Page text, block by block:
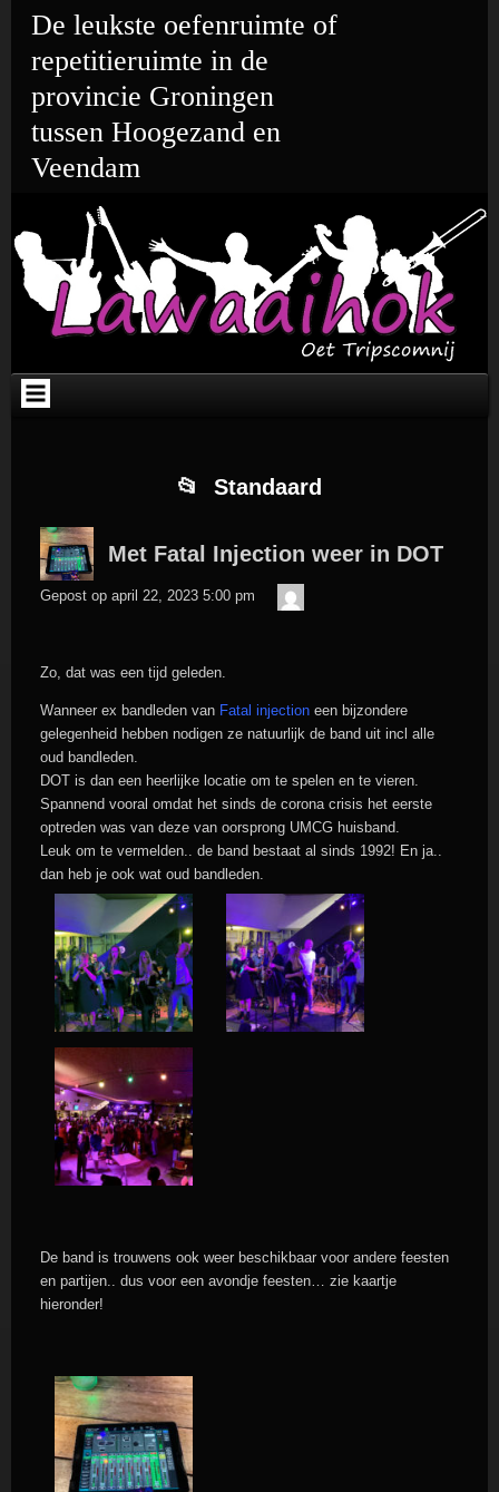
naar
inhoud
to
3
to
2
to
3
to
2
to
2
De leukste oefenruimte of
repetitieruimte in de
provincie Groningen
tussen Hoogezand en
Veendam
Standaard
Met Fatal Injection weer in DOT
Gepost op april 22, 2023 5:00 pm
Zo, dat was een tijd geleden.
Wanneer ex bandleden van Fatal injection een bijzondere
gelegenheid hebben nodigen ze natuurlijk de band uit incl alle
oud bandleden.
DOT is dan een heerlijke locatie om te spelen en te vieren.
Spannend vooral omdat het sinds de corona crisis het eerste
optreden was van deze van oorsprong UMCG huisband.
Leuk om te vermelden.. de band bestaat al sinds 1992! En ja..
dan heb je ook wat oud bandleden.
De band is trouwens ook weer beschikbaar voor andere feesten
en partijen.. dus voor een avondje feesten… zie kaartje
hieronder!